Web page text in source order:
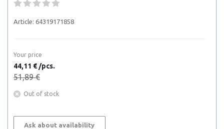
Article: 64319171858
Your price
44,11 € /pcs.
51,89 €
Out of stock
Ask about availability